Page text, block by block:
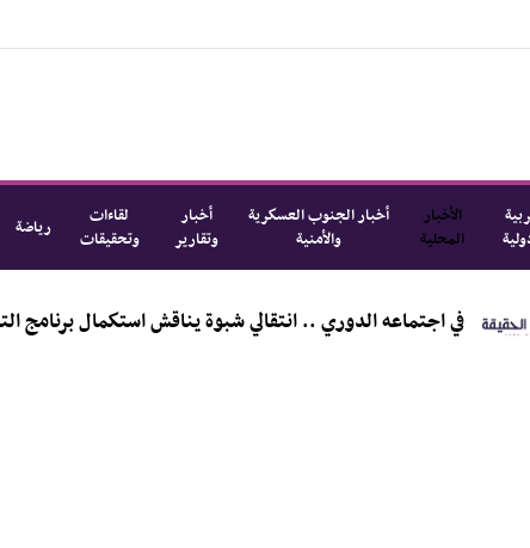
الأخبار
المحلية
أخبار الجنوب العسكرية
والأمنية
أخبار
وتقارير
لقاءات
وتحقيقات
رياضة
الدوري .. انتقالي شبوة يناقش استكمال برنامج التصعيد الشعبي